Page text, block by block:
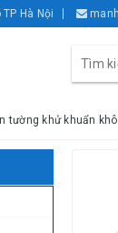
Hà Nội
tường khử khuẩn